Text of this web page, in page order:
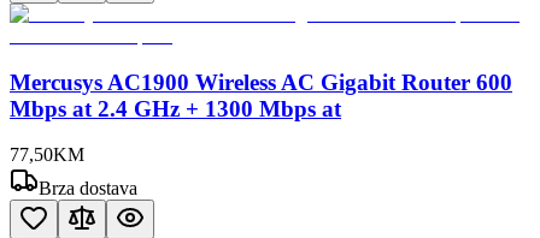
Mercusys AC1900 Wireless AC Gigabit Router 600
Mbps at 2.4 GHz + 1300 Mbps at
77,50KM
Brza dostava